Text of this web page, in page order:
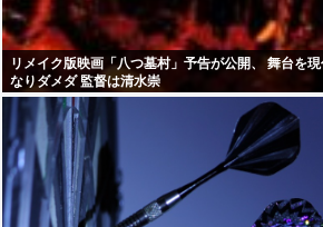
リメイク版映画「八つ墓村」予告が公開、 舞台を
なりダメダ 監督は清水崇